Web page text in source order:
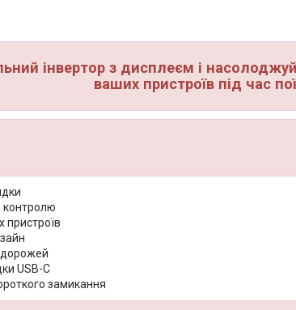
інвертор з дисплеєм і
ваших пристроїв під час
контролю
пристроїв
USB-C
замикання